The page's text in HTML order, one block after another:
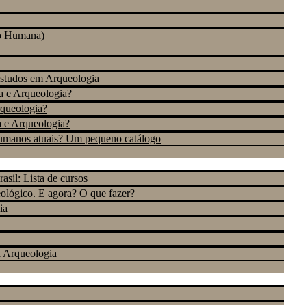
Humana)
em Arqueologia
e Arqueologia?
e Arqueologia?
atuais? Um pequeno catálogo
Lista de cursos
E agora? O que fazer?
Arqueologia